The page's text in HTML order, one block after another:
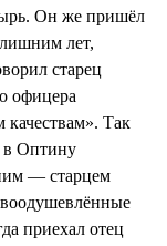
Он же пришёл
лет,
старец
офицера
качествам». Так
в Оптину
— старцем
приехал отец